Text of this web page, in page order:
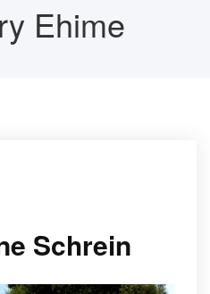
Ehime
Schrein